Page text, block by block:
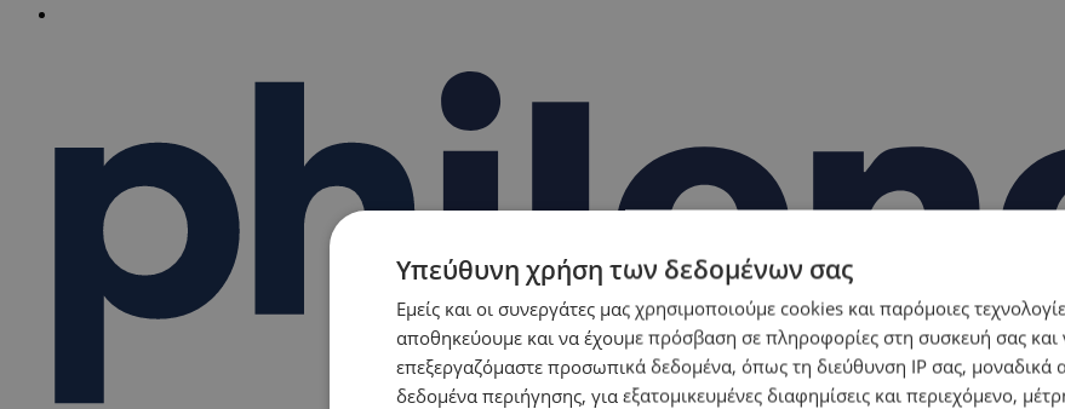
Υπεύθυνη χρήση των δεδομένων σας
Εμείς και οι συνεργάτες μας χρησιμοποιούμε cookies και παρόμοιες
αποθηκεύουμε και να έχουμε πρόσβαση σε πληροφορίες στη συσκευή σας και
επεξεργαζόμαστε προσωπικά δεδομένα, όπως τη διεύθυνση IP σας, μοναδικά
δεδομένα περιήγησης, για εξατομικευμένες διαφημίσεις και περιεχόμενο,